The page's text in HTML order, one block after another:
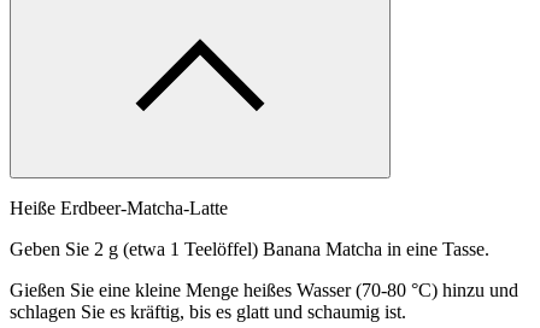
Heiße Erdbeer-Matcha-Latte
Geben Sie 2 g (etwa 1 Teelöffel) Banana Matcha in eine Tasse.
Gießen Sie eine kleine Menge heißes Wasser (70-80 °C) hinzu und
schlagen Sie es kräftig, bis es glatt und schaumig ist.